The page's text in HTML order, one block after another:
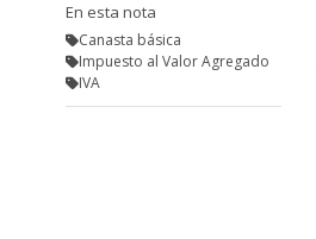
En esta nota
Canasta básica
Impuesto al Valor Agregado
IVA